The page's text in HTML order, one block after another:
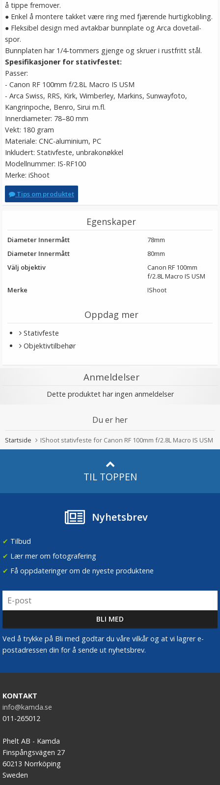
å tippe fremover.
● Enkel å montere takket være ring med fjærende hurtigkobling.
● Fleksibel design med avtakbar bunnplate og Arca dovetail-
spor.
Bunnplaten har 1/4-tommers gjenge og skruer i rustfritt stål.
Spesifikasjoner for stativfestet:
Passer:
- Canon RF 100mm f/2.8L Macro IS USM
- Arca Swiss, RRS, Kirk, Wimberley, Markins, Sunwayfoto,
Kangrinpoche, Benro, Sirui m.fl.
Innerdiameter: 78–80 mm
Vekt: 180 gram
Materiale: CNC-aluminium, PC
Inkludert: Stativfeste, unbrakonøkkel
Modellnummer: IS-RF100
Merke: iShoot
Tips om produktet
Egenskaper
Diameter Innermått
78mm
Diameter Innermått
80mm
Välj objektiv
Canon RF 100mm
f/2.8L Macro IS USM
Merke
IShoot
Oppdag mer
Stativfeste
Objektivtilbehør
Anmeldelser
Dette produktet har ingen anmeldelser
Du er her
Startside IShoot stativfeste for Canon RF 100mm f/2.8L Macro IS USM
TIL TOPPEN
Nyhetsbrev
✔ Tilbud
✔ Lær mer om fotografering
✔ Få oppdateringer om de nyeste produktene
Ved å trykke på Bli med godtar du våre vilkår og at vi lagrer e-
postadressen din for å sende ut nyhetsbrev.
KONTAKT
info@kamda.se
011-265012
Phelt AB - Kamda
Finspångsvägen 27
60213 Norrköping
Sweden